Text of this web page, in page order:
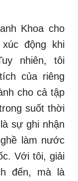
Khoa cho
động khi
nhiên, tôi
của riêng
cho cả tập
suốt thời
sự ghi nhận
làm nước
Với tôi, giải
đến, mà là